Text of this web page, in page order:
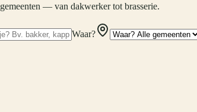
gemeenten — van dakwerker tot brasserie.
Waar?